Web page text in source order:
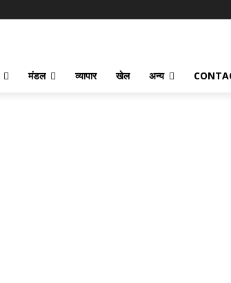
मंडल व्यापार खेल अन्य